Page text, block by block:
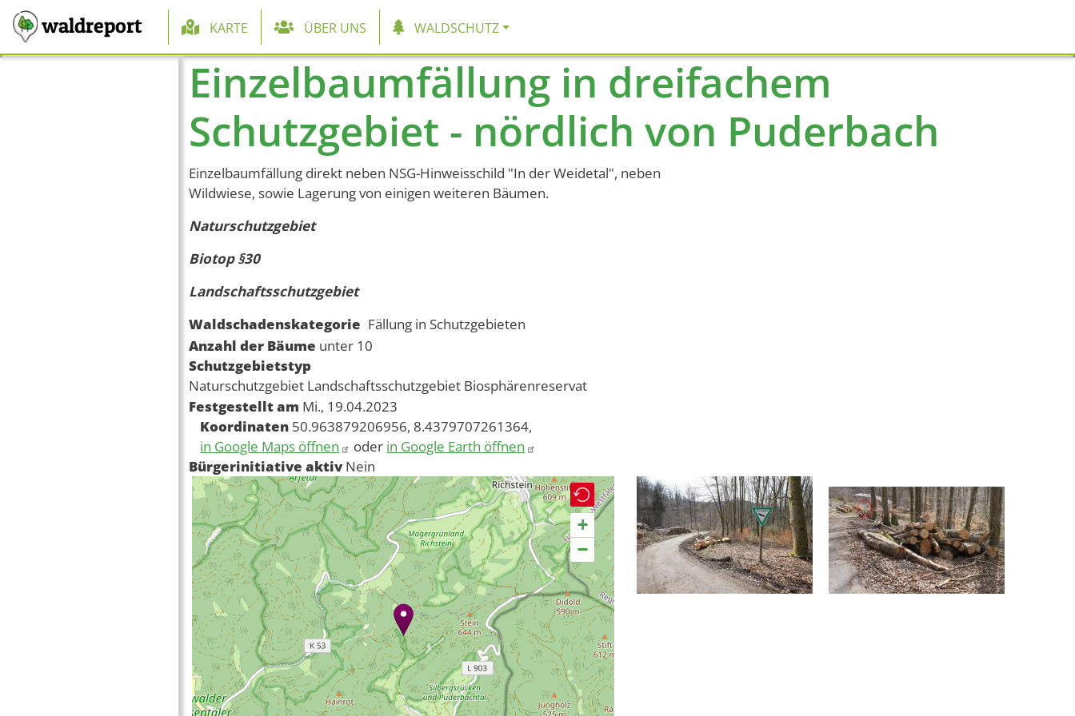
waldreport Hauptnavigation
KARTE ÜBER UNS WALDSCHUTZ
Einzelbaumfällung in dreifachem
Schutzgebiet - nördlich von Puderbach
Einzelbaumfällung direkt neben NSG-Hinweisschild "In der Weidetal", neben
Wildwiese, sowie Lagerung von einigen weiteren Bäumen.
Naturschutzgebiet
Biotop §30
Landschaftsschutzgebiet
Waldschadenskategorie Fällung in Schutzgebieten
Anzahl der Bäume unter 10
Schutzgebietstyp
Naturschutzgebiet Landschaftsschutzgebiet Biosphärenreservat
Festgestellt am Mi., 19.04.2023
Koordinaten 50.963879206956, 8.4379707261364,
in Google Maps öffnen
oder in Google Earth öffnen
Bürgerinitiative aktiv Nein
+
−